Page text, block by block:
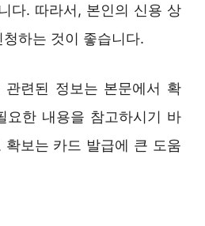
다. 따라서, 본인의 신용 상
하는 것이 좋습니다.
관련된 정보는 본문에서 확
요한 내용을 참고하시기 바
확보는 카드 발급에 큰 도움